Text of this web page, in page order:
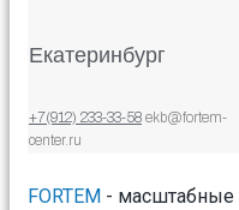
Екатеринбург
+7(912) 233-33-58 ekb@fortem-
center.ru
FORTEM - масштабные